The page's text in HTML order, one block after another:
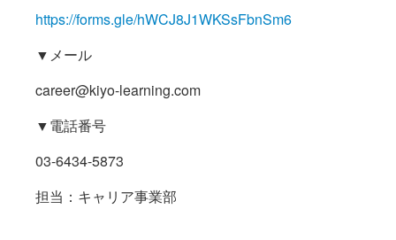
https://forms.gle/hWCJ8J1WKSsFbnSm6
▼メール
career@kiyo-learning.com
▼電話番号
03-6434-5873
担当：キャリア事業部